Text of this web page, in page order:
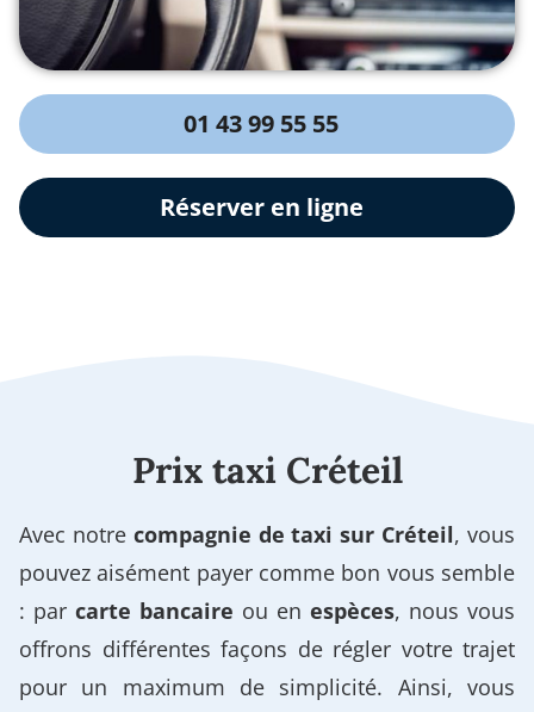
01 43 99 55 55
Réserver en ligne
Prix taxi Créteil
Avec notre compagnie de taxi sur Créteil, vous
pouvez aisément payer comme bon vous semble
: par carte bancaire ou en espèces, nous vous
offrons différentes façons de régler votre trajet
pour un maximum de simplicité. Ainsi, vous